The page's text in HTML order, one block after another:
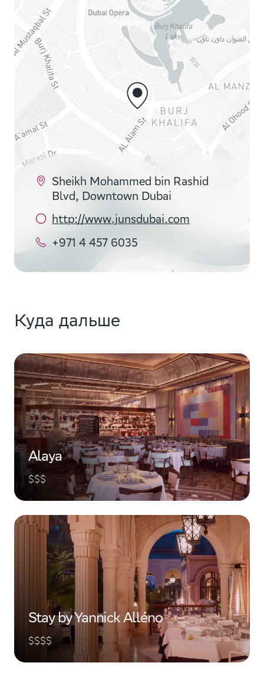
Sheikh Mohammed bin Rashid
Blvd, Downtown Dubai
http://www.junsdubai.com
+971 4 457 6035
Куда дальше
Alaya
$$$
Stay by Yannick Alléno
$$$$